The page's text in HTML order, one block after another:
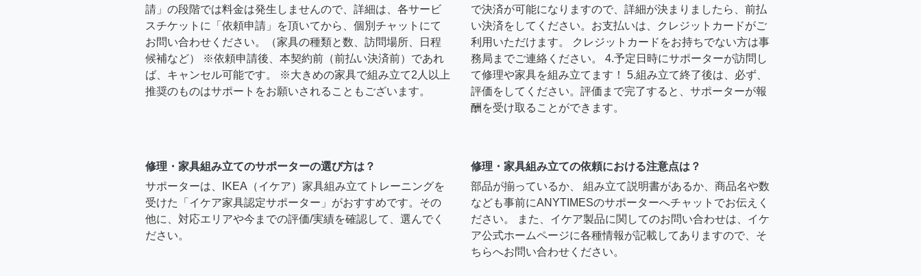
請」の段階では料金は発生しませんので、詳細は、各サービ
スチケットに「依頼申請」を頂いてから、個別チャットにて
お問い合わせください。（家具の種類と数、訪問場所、日程
候補など） ※依頼申請後、本契約前（前払い決済前）であれ
ば、キャンセル可能です。 ※大きめの家具で組み立て2人以上
推奨のものはサポートをお願いされることもございます。
で決済が可能になりますので、詳細が決まりましたら、前払
い決済をしてください。お支払いは、クレジットカードがご
利用いただけます。 クレジットカードをお持ちでない方は事
務局までご連絡ください。 4.予定日時にサポーターが訪問し
て修理や家具を組み立てます！ 5.組み立て終了後は、必ず、
評価をしてください。評価まで完了すると、サポーターが報
酬を受け取ることができます。
修理・家具組み立てのサポーターの選び方は？
サポーターは、IKEA（イケア）家具組み立てトレーニングを
受けた「イケア家具認定サポーター」がおすすめです。その
他に、対応エリアや今までの評価/実績を確認して、選んでく
ださい。
修理・家具組み立ての依頼における注意点は？
部品が揃っているか、 組み立て説明書があるか、商品名や数
なども事前にANYTIMESのサポーターへチャットでお伝えく
ださい。 また、イケア製品に関してのお問い合わせは、イケ
ア公式ホームページに各種情報が記載してありますので、そ
ちらへお問い合わせください。